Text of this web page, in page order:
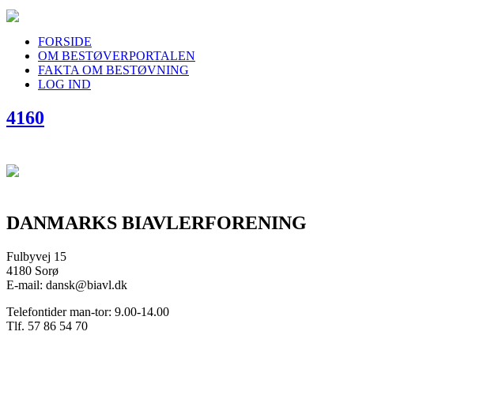
FORSIDE
OM BESTØVERPORTALEN
FAKTA OM BESTØVNING
LOG IND
4160
DANMARKS BIAVLERFORENING
Fulbyvej 15
4180 Sorø
E-mail: dansk@biavl.dk
Telefontider man-tor: 9.00-14.00
Tlf. 57 86 54 70